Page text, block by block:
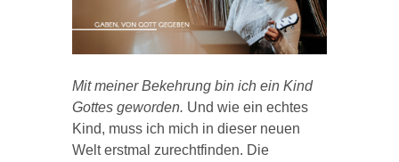
Mit meiner Bekehrung bin ich ein Kind
Gottes geworden. Und wie ein echtes
Kind, muss ich mich in dieser neuen
Welt erstmal zurechtfinden. Die